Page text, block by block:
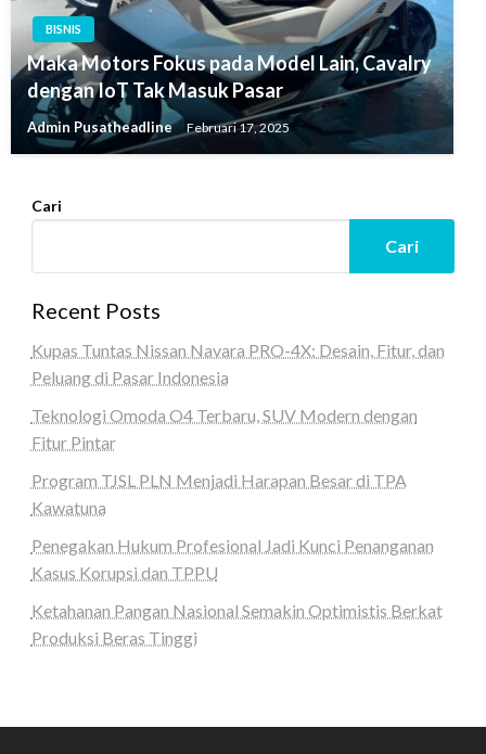
BISNIS
Maka Motors Fokus pada Model Lain, Cavalry
dengan IoT Tak Masuk Pasar
Admin Pusatheadline Februari 17, 2025
Cari
Cari
Recent Posts
Kupas Tuntas Nissan Navara PRO-4X: Desain, Fitur, dan
Peluang di Pasar Indonesia
Teknologi Omoda O4 Terbaru, SUV Modern dengan
Fitur Pintar
Program TJSL PLN Menjadi Harapan Besar di TPA
Kawatuna
Penegakan Hukum Profesional Jadi Kunci Penanganan
Kasus Korupsi dan TPPU
Ketahanan Pangan Nasional Semakin Optimistis Berkat
Produksi Beras Tinggi